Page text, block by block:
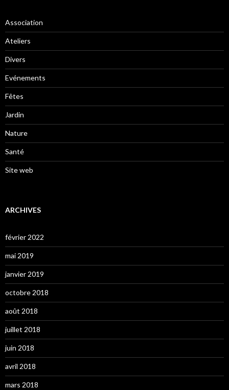
Association
Ateliers
Divers
Evénements
Fêtes
Jardin
Nature
Santé
Site web
ARCHIVES
février 2022
mai 2019
janvier 2019
octobre 2018
août 2018
juillet 2018
juin 2018
avril 2018
mars 2018